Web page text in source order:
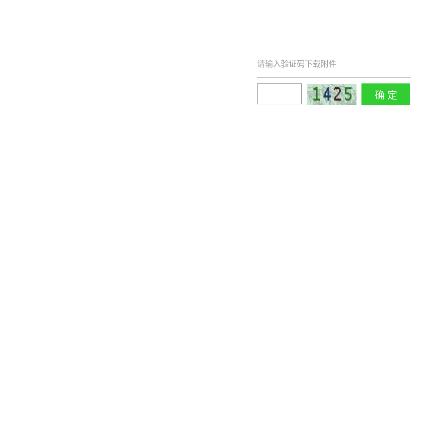
请输入验证码下载附件